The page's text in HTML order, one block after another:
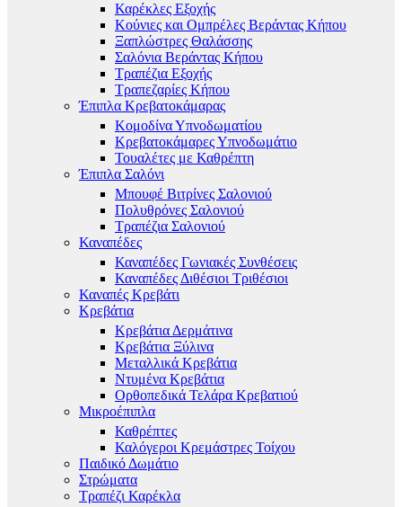
Καρέκλες Εξοχής
Κούνιες και Ομπρέλες Βεράντας Κήπου
Ξαπλώστρες Θαλάσσης
Σαλόνια Βεράντας Κήπου
Τραπέζια Εξοχής
Τραπεζαρίες Κήπου
Έπιπλα Κρεβατοκάμαρας
Κομοδίνα Υπνοδωματίου
Κρεβατοκάμαρες Υπνοδωμάτιο
Τουαλέτες με Καθρέπτη
Έπιπλα Σαλόνι
Μπουφέ Βιτρίνες Σαλονιού
Πολυθρόνες Σαλονιού
Τραπέζια Σαλονιού
Καναπέδες
Καναπέδες Γωνιακές Συνθέσεις
Καναπέδες Διθέσιοι Τριθέσιοι
Καναπές Κρεβάτι
Κρεβάτια
Κρεβάτια Δερμάτινα
Κρεβάτια Ξύλινα
Μεταλλικά Κρεβάτια
Ντυμένα Κρεβάτια
Ορθοπεδικά Τελάρα Κρεβατιού
Μικροέπιπλα
Καθρέπτες
Καλόγεροι Κρεμάστρες Τοίχου
Παιδικό Δωμάτιο
Στρώματα
Τραπέζι Καρέκλα